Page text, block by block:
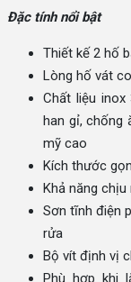
Đặc tính nổi bật
Thiết kế 2 hố
Lòng hố vát
Chất liệu
han gỉ, chống
mỹ cao
Kích thước
Khả năng
Sơn tĩnh điện
rửa
Bộ vít định vị
Phù hợp khi